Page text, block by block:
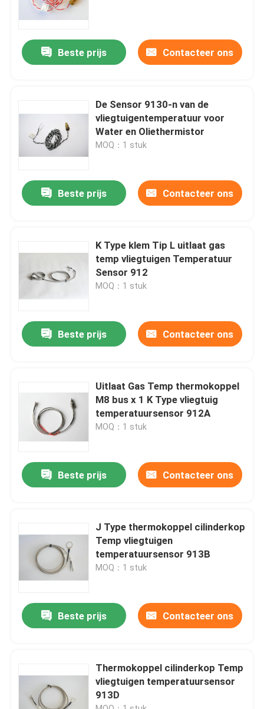
Producten
Ongeveer ons
Fabrieksreis
Contacteer ons
De Instrumenten van de vliegtuigenvlucht
De Instrumenten van de vliegtuigengyroscoop
Vliegtuigencontrolebord
Beste prijs Contacteer ons
De Sensor 9130-n van de
vliegtuigentemperatuur voor
Water en Oliethermistor
MOQ：1 stuk
Beste prijs Contacteer ons
K Type klem Tip L uitlaat gas
temp vliegtuigen Temperatuur
Sensor 912
MOQ：1 stuk
Beste prijs Contacteer ons
Uitlaat Gas Temp thermokoppel
M8 bus x 1 K Type vliegtuig
temperatuursensor 912A
MOQ：1 stuk
Beste prijs Contacteer ons
J Type thermokoppel cilinderkop
Temp vliegtuigen
temperatuursensor 913B
MOQ：1 stuk
Beste prijs Contacteer ons
Thermokoppel cilinderkop Temp
vliegtuigen temperatuursensor
913D